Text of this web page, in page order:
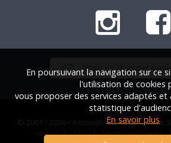
Envie de discuter sur le
© 2001 / 2026 • Association Française
nous ?|FAQ|Mentions légales
En poursuivant la navigation sur ce
l'utilisation de cookies
vous proposer des services adaptés et
statistique
En savoir plus